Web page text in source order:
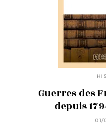
Guerres des
depuis
01/